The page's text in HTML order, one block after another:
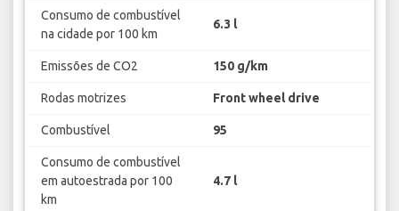
Consumo de combustível
na cidade por 100 km
6.3 l
Emissões de CO2 150 g/km
Rodas motrizes Front wheel drive
Combustível 95
Consumo de combustível
em autoestrada por 100
km
4.7 l